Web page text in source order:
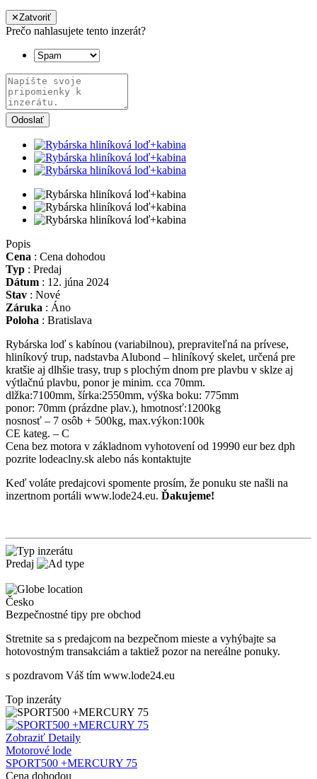
✕Zatvoriť
Prečo nahlasujete tento inzerát?
Odoslať
Popis
Cena : Cena dohodou
Typ : Predaj
Dátum : 12. júna 2024
Stav : Nové
Záruka : Áno
Poloha : Bratislava
Rybárska loď s kabínou (variabilnou), prepraviteľná na prívese,
hliníkový trup, nadstavba Alubond – hliníkový skelet, určená pre
kratšie aj dlhšie trasy, trup s plochým dnom pre plavbu v sklze aj
výtlačnú plavbu, ponor je minim. cca 70mm.
dlžka:7100mm, šírka:2550mm, výška boku: 775mm
ponor: 70mm (prázdne plav.), hmotnosť:1200kg
nosnosť – 7 osôb + 500kg, max.výkon:100k
CE kateg. – C
Cena bez motora v základnom vyhotovení od 19990 eur bez dph
pozrite lodeaclny.sk alebo nás kontaktujte
Keď voláte predajcovi spomente prosím, že ponuku ste našli na
inzertnom portáli www.lode24.eu. Ďakujeme!
Predaj
Česko
Bezpečnostné tipy pre obchod
Stretnite sa s predajcom na bezpečnom mieste a vyhýbajte sa
hotovostným transakciám a taktiež pozor na nereálne ponuky.
s pozdravom Váš tím www.lode24.eu
Top inzeráty
Zobraziť Detaily
Motorové lode
SPORT500 +MERCURY 75
Cena dohodou